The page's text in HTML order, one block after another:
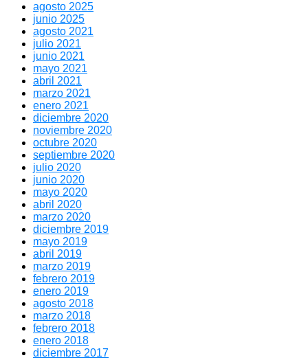
agosto 2025
junio 2025
agosto 2021
julio 2021
junio 2021
mayo 2021
abril 2021
marzo 2021
enero 2021
diciembre 2020
noviembre 2020
octubre 2020
septiembre 2020
julio 2020
junio 2020
mayo 2020
abril 2020
marzo 2020
diciembre 2019
mayo 2019
abril 2019
marzo 2019
febrero 2019
enero 2019
agosto 2018
marzo 2018
febrero 2018
enero 2018
diciembre 2017